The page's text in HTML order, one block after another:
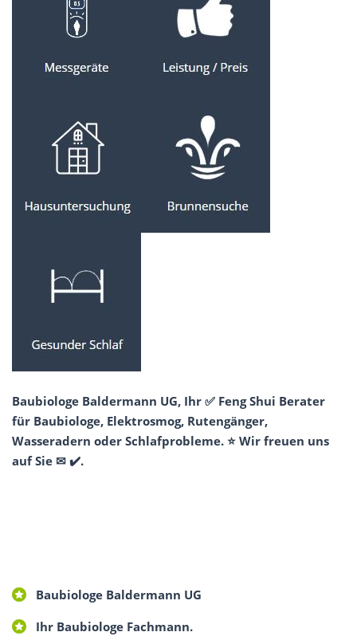
Baubiologe Baldermann UG, Ihr ✅ Feng Shui Berater
für Baubiologe, Elektrosmog, Rutengänger,
Wasseradern oder Schlafprobleme. ⭐ Wir freuen uns
auf Sie ✉ ✔️.
Baubiologe Baldermann UG
Ihr Baubiologe Fachmann.